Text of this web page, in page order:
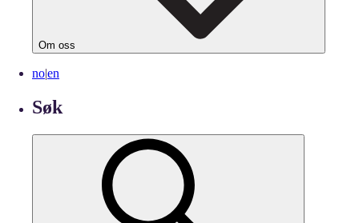
Om oss
no|en
Søk